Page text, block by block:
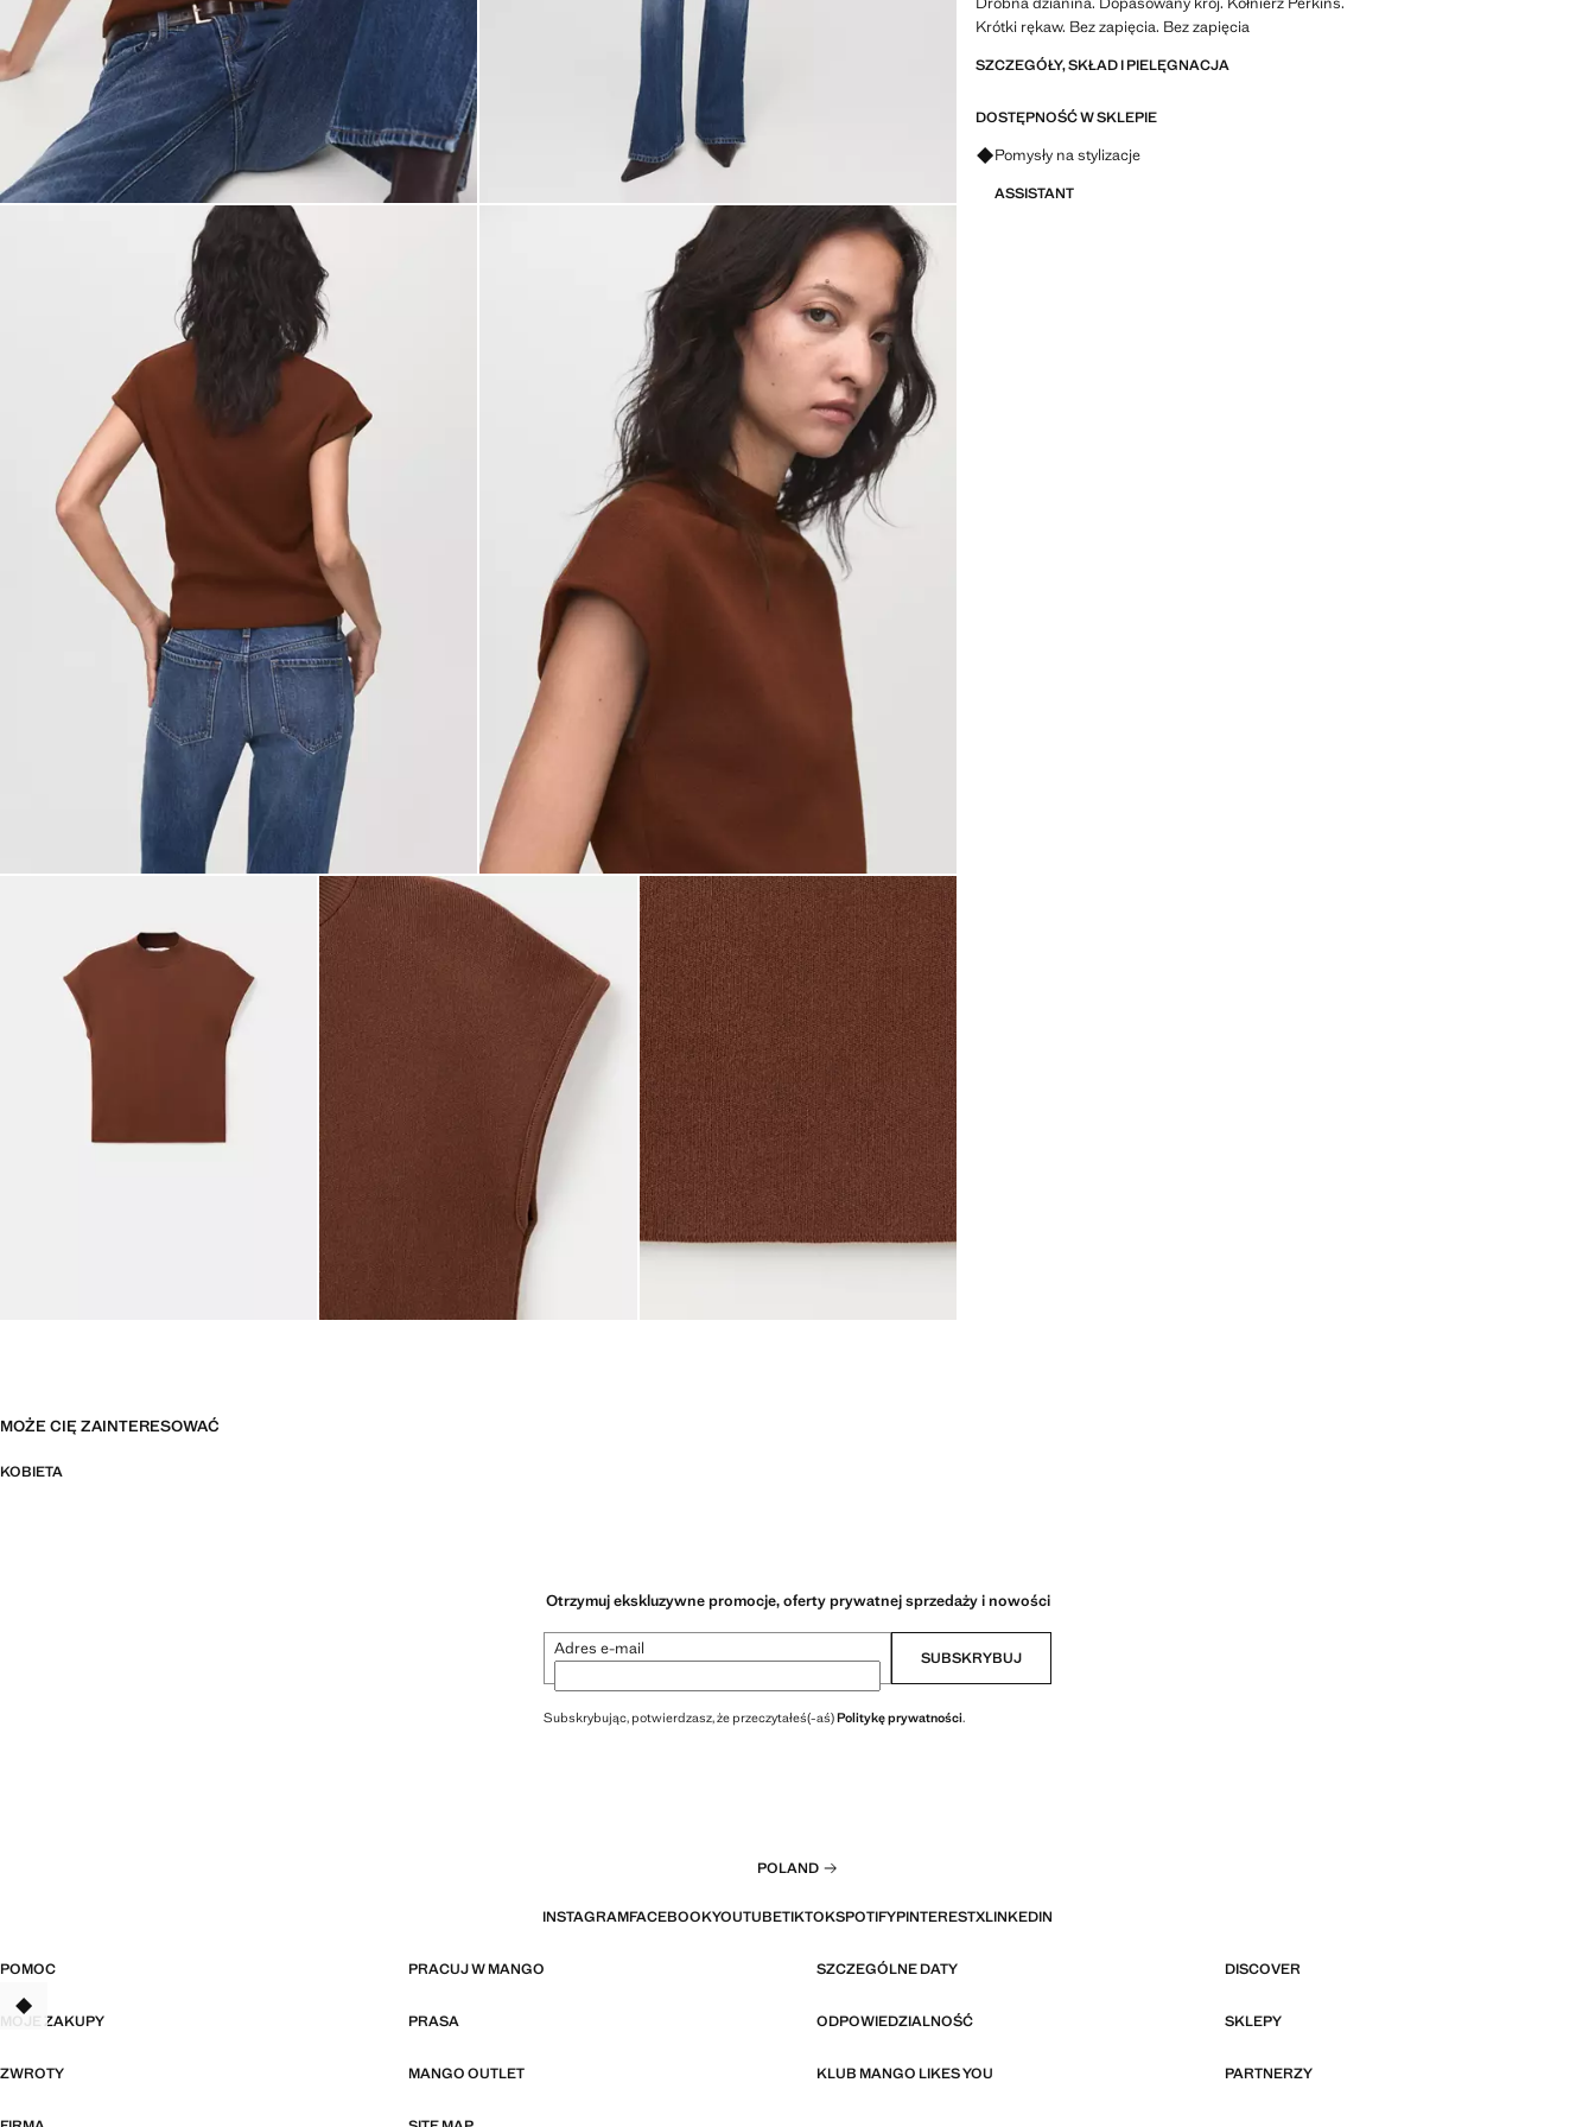
Krótki rękaw. Bez zapięcia. Bez zapięcia
SZCZEGÓŁY, SKŁAD I PIELĘGNACJA
DOSTĘPNOŚĆ W SKLEPIE
Zapytaj o stylizacje, ubrania i trendy
Pomysły na stylizacje
ASSISTANT
MOŻE CIĘ ZAINTERESOWAĆ
KOBIETA
Otrzymuj ekskluzywne promocje, oferty prywatnej sprzedaży i nowości
Adres e-mail SUBSKRYBUJ
Subskrybując, potwierdzasz, że przeczytałeś(-aś)Politykę prywatności.
POLAND
INSTAGRAMFACEBOOKYOUTUBETIKTOKSPOTIFYPINTERESTXLINKEDIN
POMOC PRACUJ W MANGO SZCZEGÓLNE DATY DISCOVER
MOJE ZAKUPY PRASA ODPOWIEDZIALNOŚĆ SKLEPY
ZWROTY MANGO OUTLET KLUB MANGO LIKES YOU PARTNERZY